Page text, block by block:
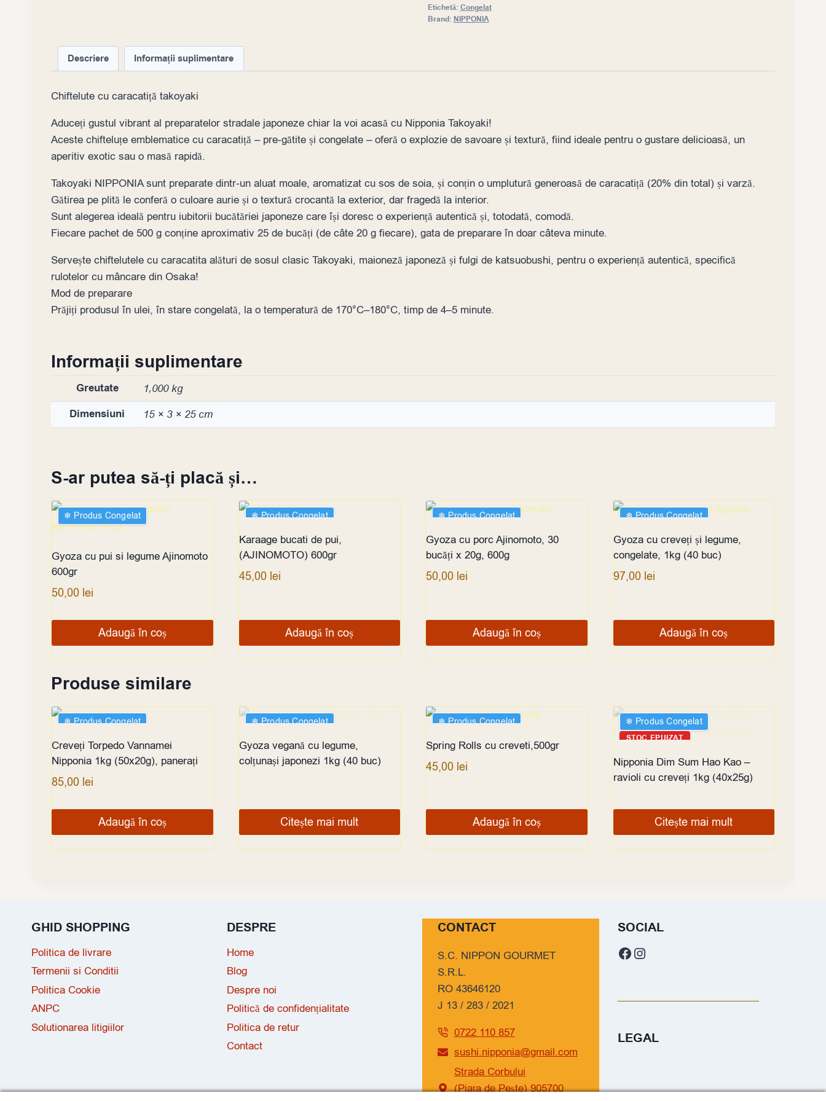
Etichetă: Congelat
Brand: NIPPONIA
Descriere Informații suplimentare
Chiftelute cu caracatiță takoyaki
Aduceți gustul vibrant al preparatelor stradale japoneze chiar la voi acasă cu Nipponia Takoyaki!
Aceste chifteluțe emblematice cu caracatiță – pre-gătite și congelate – oferă o explozie de savoare și textură, fiind ideale pentru o gustare delicioasă, un
aperitiv exotic sau o masă rapidă.
Takoyaki NIPPONIA sunt preparate dintr-un aluat moale, aromatizat cu sos de soia, și conțin o umplutură generoasă de caracatiță (20% din total) și varză.
Gătirea pe plită le conferă o culoare aurie și o textură crocantă la exterior, dar fragedă la interior.
Sunt alegerea ideală pentru iubitorii bucătăriei japoneze care își doresc o experiență autentică și, totodată, comodă.
Fiecare pachet de 500 g conține aproximativ 25 de bucăți (de câte 20 g fiecare), gata de preparare în doar câteva minute.
Servește chiftelutele cu caracatita alături de sosul clasic Takoyaki, maioneză japoneză și fulgi de katsuobushi, pentru o experiență autentică, specifică
rulotelor cu mâncare din Osaka!
Mod de preparare
Prăjiți produsul în ulei, în stare congelată, la o temperatură de 170°C–180°C, timp de 4–5 minute.
Informații suplimentare
Greutate 1,000 kg
Dimensiuni 15 × 3 × 25 cm
S-ar putea să-ți placă și…
❄︎ Produs Congelat
Gyoza cu pui si legume Ajinomoto
600gr
50,00 lei
Adaugă în coș
❄︎ Produs Congelat
Karaage bucati de pui,
(AJINOMOTO) 600gr
45,00 lei
Adaugă în coș
❄︎ Produs Congelat
Gyoza cu porc Ajinomoto, 30
bucăți x 20g, 600g
50,00 lei
Adaugă în coș
❄︎ Produs Congelat
Gyoza cu creveți și legume,
congelate, 1kg (40 buc)
97,00 lei
Adaugă în coș
Produse similare
❄︎ Produs Congelat
Creveți Torpedo Vannamei
Nipponia 1kg (50x20g), panerați
85,00 lei
Adaugă în coș
❄︎ Produs Congelat
Gyoza vegană cu legume,
colțunași japonezi 1kg (40 buc)
Citește mai mult
❄︎ Produs Congelat
Spring Rolls cu creveti,500gr
45,00 lei
Adaugă în coș
❄︎ Produs Congelat
STOC EPUIZAT
Nipponia Dim Sum Hao Kao –
ravioli cu creveți 1kg (40x25g)
Citește mai mult
GHID SHOPPING
Politica de livrare
Termenii si Conditii
Politica Cookie
ANPC
Solutionarea litigiilor
DESPRE
Home
Blog
Despre noi
Politică de confidențialitate
Politica de retur
Contact
CONTACT
S.C. NIPPON GOURMET
S.R.L.
RO 43646120
J 13 / 283 / 2021
0722 110 857
sushi.nipponia@gmail.com
Strada Corbului
(Piața de Pește) 905700
SOCIAL
Facebook
Instagram
LEGAL